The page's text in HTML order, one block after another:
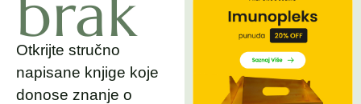
brak
Otkrijte stručno
napisane knjige koje
donose znanje o